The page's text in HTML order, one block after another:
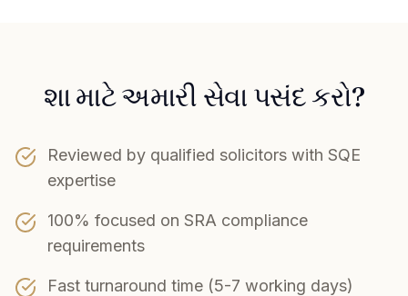
શા માટે અમારી સેવા પસંદ કરો?
Reviewed by qualified solicitors with SQE
expertise
100% focused on SRA compliance
requirements
Fast turnaround time (5-7 working days)